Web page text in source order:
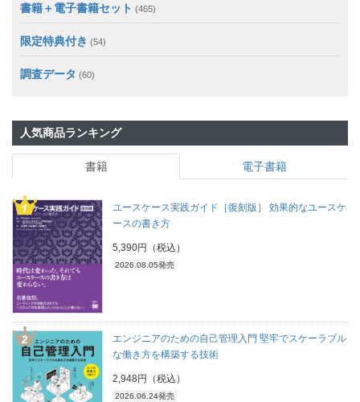
書籍＋電子書籍セット (465)
限定特典付き (54)
調査データ (60)
人気商品ランキング
書籍 電子書籍
ユースケース実践ガイド［復刻版］ 効果的なユースケ
ースの書き方
5,390円（税込）
2026.08.05発売
エンジニアのための自己管理入門 堅牢でスケーラブル
な働き方を構築する技術
2,948円（税込）
2026.06.24発売